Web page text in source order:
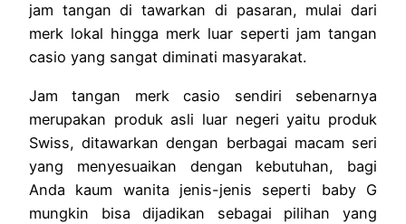
jam tangan di tawarkan di pasaran, mulai dari
merk lokal hingga merk luar seperti jam tangan
casio yang sangat diminati masyarakat.
Jam tangan merk casio sendiri sebenarnya
merupakan produk asli luar negeri yaitu produk
Swiss, ditawarkan dengan berbagai macam seri
yang menyesuaikan dengan kebutuhan, bagi
Anda kaum wanita jenis-jenis seperti baby G
mungkin bisa dijadikan sebagai pilihan yang